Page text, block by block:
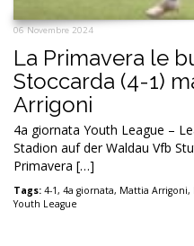
06 Novembre 2024
La Primavera le
Stoccarda (4-1)
Arrigoni
4a giornata Youth League –
Stadion auf der Waldau Vfb
Primavera […]
Tags: 4-1, 4a giornata, Mattia Arrigoni,
Youth League